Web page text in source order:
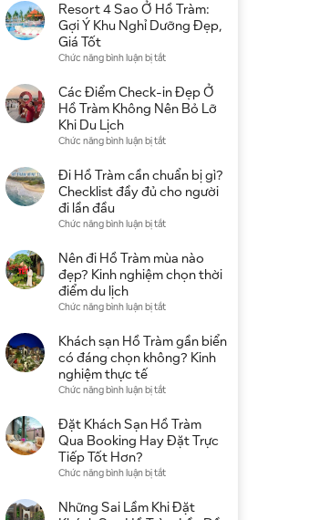
Resort 4 Sao Ở Hồ Tràm:
Gợi Ý Khu Nghỉ Dưỡng Đẹp,
Giá Tốt
Chức năng bình luận bị tắtở
4
Sao
Gợi
Ý
Khu
Dưỡng
Giá
Tốt
Các Điểm Check-in Đẹp Ở
Hồ Tràm Không Nên Bỏ Lỡ
Khi Du Lịch
Chức năng bình luận bị tắtở
Điểm
Check-
Tràm
Không
Bỏ
Khi
Du
Đi Hồ Tràm cần chuẩn bị gì?
Checklist đầy đủ cho người
đi lần đầu
Chức năng bình luận bị tắtở
Hồ
Tràm
Checklist
đầy
cho
đi
lần
Nên đi Hồ Tràm mùa nào
đẹp? Kinh nghiệm chọn thời
điểm du lịch
Chức năng bình luận bị tắtở
đi
Tràm
đẹp?
Kinh
nghiệm
thời
du
Khách sạn Hồ Tràm gần biển
có đáng chọn không? Kinh
nghiệm thực tế
Chức năng bình luận bị tắtở
sạn
Hồ
Tràm
đáng
Đặt Khách Sạn Hồ Tràm
Qua Booking Hay Đặt Trực
Tiếp Tốt Hơn?
Chức năng bình luận bị tắtở
Khách
Những Sai Lầm Khi Đặt